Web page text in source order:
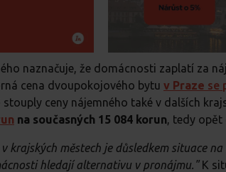
naznačuje, že domácnosti zaplatí za
cena dvoupokojového bytu v Praze se
stouply ceny nájemného také v dalších
na současných 15 084 korun, tedy opět
krajských městech je důsledkem situace
hledají alternativu v pronájmu."K